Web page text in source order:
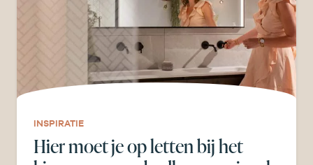
INSPIRATIE
Hier moet je op letten bij het